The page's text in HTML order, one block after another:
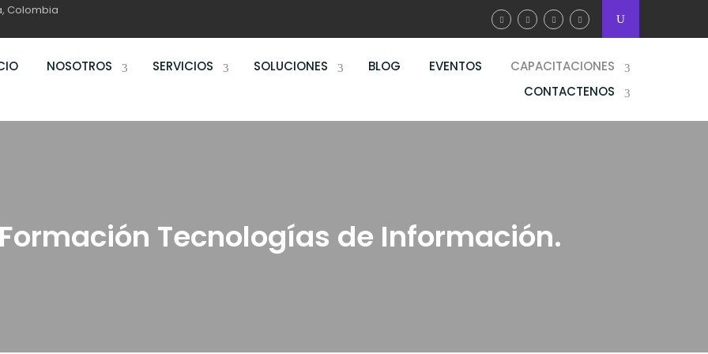
Colombia
NOSOTROS SERVICIOS SOLUCIONES BLOG EVENTOS
CAPACITACIONES
CONTACTENOS
Tecnologías de Información.